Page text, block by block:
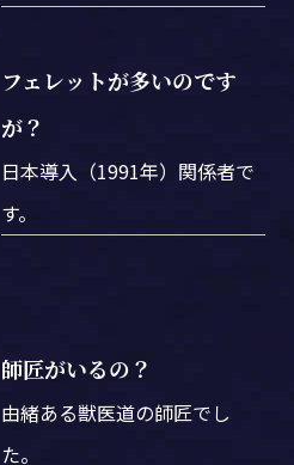
フェレットが多いのです
が？
日本導入（1991年）関係者で
す。
師匠がいるの？
由緒ある獣医道の師匠でし
た。